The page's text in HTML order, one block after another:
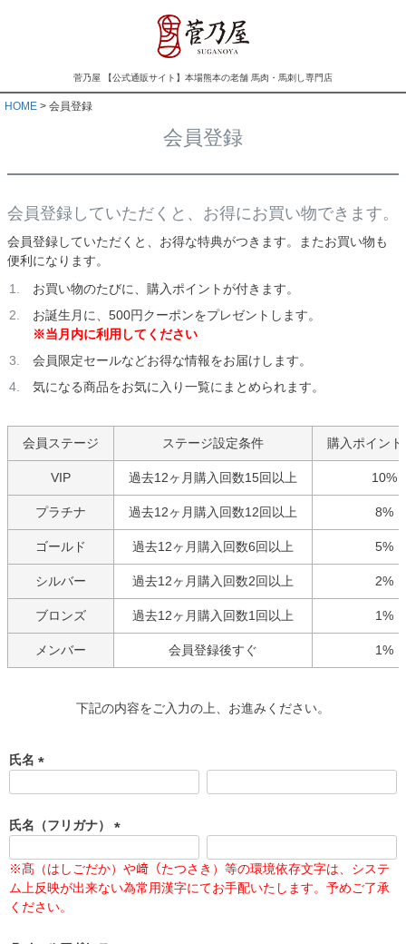
菅乃屋 【公式通販サイト】本場熊本の老舗 馬肉・馬刺し専門店
HOME 会員登録
会員登録
会員登録していただくと、お得にお買い物できます。
会員登録していただくと、お得な特典がつきます。またお買い物も
便利になります。
お買い物のたびに、購入ポイントが付きます。
お誕生月に、500円クーポンをプレゼントします。
※当月内に利用してください
会員限定セールなどお得な情報をお届けします。
気になる商品をお気に入り一覧にまとめられます。
会員ステージ ステージ設定条件 購入ポイン
VIP 過去12ヶ月購入回数15回以上 10%
プラチナ 過去12ヶ月購入回数12回以上 8%
ゴールド 過去12ヶ月購入回数6回以上 5%
シルバー 過去12ヶ月購入回数2回以上 2%
ブロンズ 過去12ヶ月購入回数1回以上 1%
メンバー 会員登録後すぐ 1%
下記の内容をご入力の上、お進みください。
氏名
須
)
氏名（フリガナ）
必
須
※髙（はしごだか）や﨑（たつさき）等の環境依存文字は、システ
ム上反映が出来ない為常用漢字にてお手配いたします。予めご了承
ください。